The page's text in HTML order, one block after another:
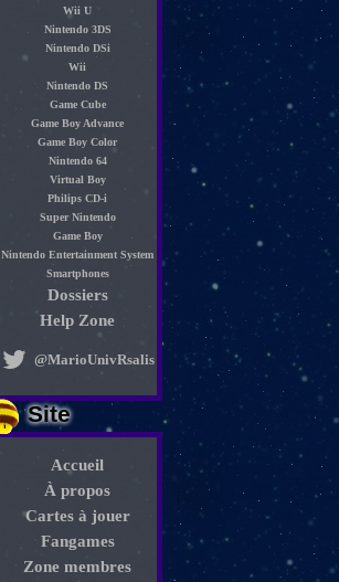
Wii U
Nintendo 3DS
Nintendo DSi
Wii
Nintendo DS
Game Cube
Game Boy Advance
Game Boy Color
Nintendo 64
Virtual Boy
Philips CD-i
Super Nintendo
Game Boy
Nintendo Entertainment System
Smartphones
Dossiers
Help Zone
@MarioUnivRsalis
Site
Accueil
À propos
Cartes à jouer
Fangames
Zone membres